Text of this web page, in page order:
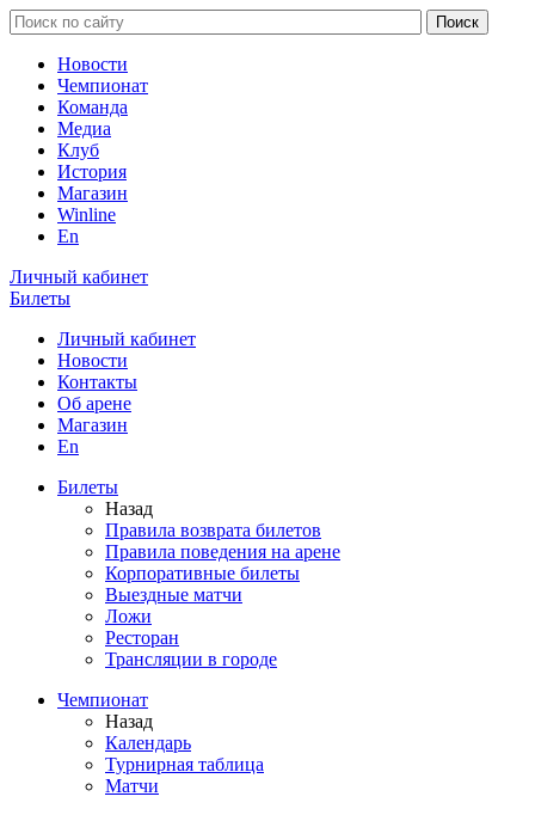
Новости
Чемпионат
Команда
Медиа
Клуб
История
Магазин
Winline
En
Личный кабинет
Билеты
Личный кабинет
Новости
Контакты
Об арене
Магазин
En
Билеты
Назад
Правила возврата билетов
Правила поведения на арене
Корпоративные билеты
Выездные матчи
Ложи
Ресторан
Трансляции в городе
Чемпионат
Назад
Календарь
Турнирная таблица
Матчи